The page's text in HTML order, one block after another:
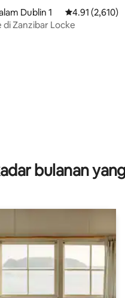
5, 33 ulasan
Dublin 1 Penarafan
4.91 (2,610)
di Zanzibar Locke
bulanan